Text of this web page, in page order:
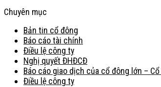
Chuyên mục
Bản tin cổ đông
Báo cáo tài chính
Điều lệ công ty
Nghị quyết ĐHĐCĐ
Báo cáo giao dịch của cổ đông lớn –
Điều lệ công ty